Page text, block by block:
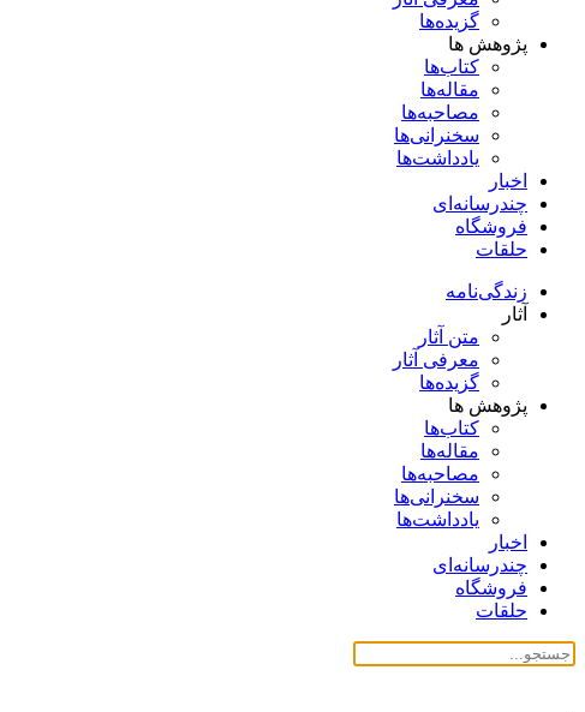
گزیده‌ها
پژوهش ها
کتاب‌ها
مقاله‌ها
مصاحبه‌ها
سخنرانی‌ها
یادداشت‌ها
اخبار
چندرسانه‌ای
فروشگاه
حلقات
زندگی‌نامه
آثار
متن آثار
معرفی آثار
گزیده‌ها
پژوهش ها
کتاب‌ها
مقاله‌ها
مصاحبه‌ها
سخنرانی‌ها
یادداشت‌ها
اخبار
چندرسانه‌ای
فروشگاه
حلقات